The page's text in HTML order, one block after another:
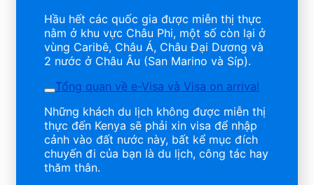
Hầu hết các quốc gia được miễn thị thực
nằm ở khu vực Châu Phi, một số còn lại ở
vùng Caribê, Châu Á, Châu Đại Dương và
2 nước ở Châu Âu (San Marino và Síp).
Tổng quan về e-Visa và Visa on arrival
Những khách du lịch không được miễn thị
thực đến Kenya sẽ phải xin visa để nhập
cảnh vào đất nước này, bất kể mục đích
chuyến đi của bạn là du lịch, công tác hay
thăm thân.